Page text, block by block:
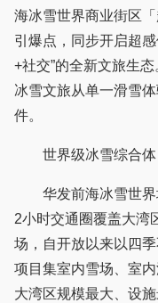
海冰雪世界商业街区
引爆点，同步开启超
+社交”的全新文旅生
冰雪文旅从单一滑雪
件。
世界级冰雪综合体
华发前海冰雪世界
2小时交通圈覆盖大湾
场，自开放以来以四
项目集室内雪场、室
大湾区规模最大、设